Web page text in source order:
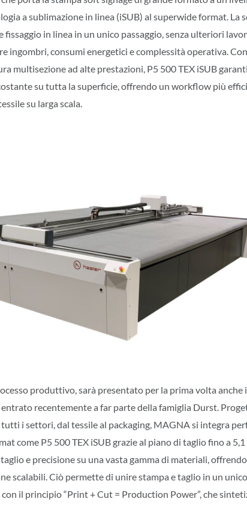
a sublimazione in linea (iSUB) al superwide format. La
fissaggio in linea in un unico passaggio, senza ulteriori
ingombri, consumi energetici e complessità operativa.
multisezione ad alte prestazioni, P5 500 TEX iSUB
su tutta la superficie, offrendo un workflow più
su larga scala.
produttivo, sarà presentato per la prima volta anche
entrato recentemente a far parte della famiglia Durst.
i settori, dal tessile al packaging, MAGNA si integra
come P5 500 TEX iSUB grazie al piano di taglio fino a
e precisione su una vasta gamma di materiali,
scalabili. Ciò permette di unire stampa e taglio in un
il principio “Print + Cut = Production Power”, che